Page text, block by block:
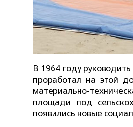
В 1964 году
проработал на этой
материально-
площади под
появились новые